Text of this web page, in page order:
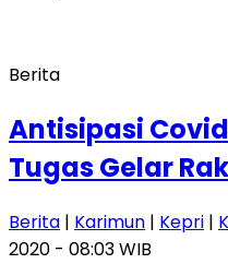
Berita
Antisipasi
Tugas Gelar
Berita | Karimun | Kepri |
2020 - 08:03 WIB